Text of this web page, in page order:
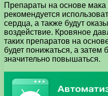
Препараты на основе мака
рекомендуется
сердца, а также будут
воздействие. Кровяное
таких препаратов на
будет понижаться, а затем
значительно повышаться.